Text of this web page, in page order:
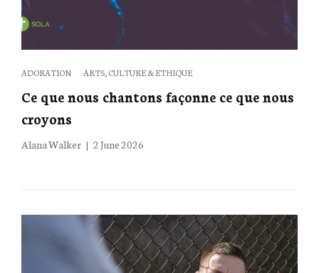
Categories
ADORATION ARTS, CULTURE & ETHIQUE
Ce que nous chantons façonne ce que nous
croyons
Alana Walker
Posted
2 June 2026